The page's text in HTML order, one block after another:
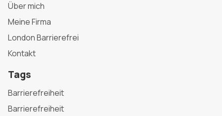
Über mich
Meine Firma
London Barrierefrei
Kontakt
Tags
Barrierefreiheit
Barrierefreiheit